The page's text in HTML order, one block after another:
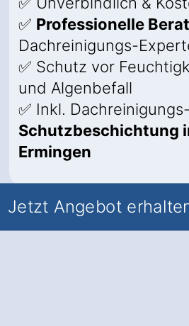
✅ Professionelle
Dachreinigungs-
✅ Schutz vor
und Algenbefall
✅ Inkl. Dachreinigungs-
Schutzbeschichtung
Ermingen
Jetzt Angebot